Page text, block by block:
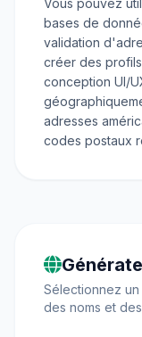
Vous pouvez
bases de
validation
créer des
conception UI/
adresses
codes postaux
Sélectionnez
des noms et